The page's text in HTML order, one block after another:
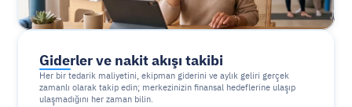
Giderler ve nakit akışı takibi
Her bir tedarik maliyetini, ekipman giderini ve aylık geliri gerçek
zamanlı olarak takip edin; merkezinizin finansal hedeflerine ulaşıp
ulaşmadığını her zaman bilin.